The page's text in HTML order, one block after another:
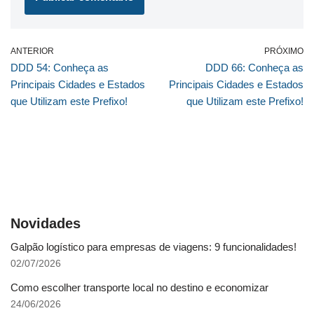
ANTERIOR
DDD 54: Conheça as
Principais Cidades e Estados
que Utilizam este Prefixo!
PRÓXIMO
DDD 66: Conheça as
Principais Cidades e Estados
que Utilizam este Prefixo!
Novidades
Galpão logístico para empresas de viagens: 9 funcionalidades!
02/07/2026
Como escolher transporte local no destino e economizar
24/06/2026